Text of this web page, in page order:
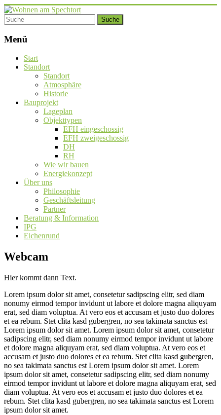
Menü
Start
Standort
Standort
Atmosphäre
Historie
Bauprojekt
Lageplan
Objekttypen
EFH eingeschossig
EFH zweigeschossig
DH
RH
Wie wir bauen
Energiekonzept
Über uns
Philosophie
Geschäftsleitung
Partner
Beratung & Information
IPG
Eichenrund
Webcam
Hier kommt dann Text.
Lorem ipsum dolor sit amet, consetetur sadipscing elitr, sed diam
nonumy eirmod tempor invidunt ut labore et dolore magna aliquyam
erat, sed diam voluptua. At vero eos et accusam et justo duo dolores
et ea rebum. Stet clita kasd gubergren, no sea takimata sanctus est
Lorem ipsum dolor sit amet. Lorem ipsum dolor sit amet, consetetur
sadipscing elitr, sed diam nonumy eirmod tempor invidunt ut labore
et dolore magna aliquyam erat, sed diam voluptua. At vero eos et
accusam et justo duo dolores et ea rebum. Stet clita kasd gubergren,
no sea takimata sanctus est Lorem ipsum dolor sit amet. Lorem
ipsum dolor sit amet, consetetur sadipscing elitr, sed diam nonumy
eirmod tempor invidunt ut labore et dolore magna aliquyam erat, sed
diam voluptua. At vero eos et accusam et justo duo dolores et ea
rebum. Stet clita kasd gubergren, no sea takimata sanctus est Lorem
ipsum dolor sit amet.